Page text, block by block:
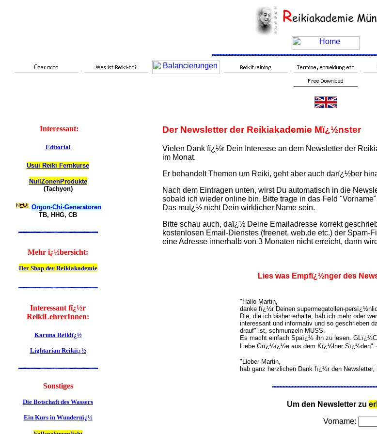
Interessant:
Editorial
Usui Reiki Fernkurse
NullZonenProdukte
(Tachyon)
Orgon-Chi-Generatoren
TB, HHG, CB
Mehr ï¿½bersicht:
Der Shop der Reikiakademie
Interessant fï¿½r
ReikiLehrerInnen:
Karuna Reikiï¿½
Lightarian Reikiï¿½
Sonstiges
Die Botschaft des Wassers
Ein Kurs in Wundernï¿½
Der Newsletter der Reikiakademie Mï¿½nster
Vielen Dank fï¿½r Dein Interesse an dem Newsletter der
im Monat.
Er behandelt Themen um Reiki, geht aber auch darï¿½ber
Nach dem Eintragen unten, wirst Du automatisch in die
sobald ich wieder online bin. Bitte trage in das Feld
Das muï¿½ nicht Dein wirklicher Name sein.
Bitte schau auch, daï¿½ Deine Emailadresse korrekt
kostenlosen Email-Dienstes (freenet, web.de etc.) der Spam-
eine Adresse innerhalb von 3 Monaten nicht erreicht, dann
Lies was Empfï¿½nger des
"Hallo Martin,
danke fï¿½r Deinen supermegatollen-
Die, die ich bisher erhalte, hab ich mehr oder
interessant und informativ und so geschrieben
drauf" ist, schmunzeln MUSS.
Es macht einfach Spaï¿½ ihn zu lesen.
Liebe Grï¿½ï¿½e aus dem Kï¿½lner Sï¿½den" -
" Lieber Martin,
hab ganz herzlichen Dank fï¿½r den
Um den Newsletter zu
Vorname: